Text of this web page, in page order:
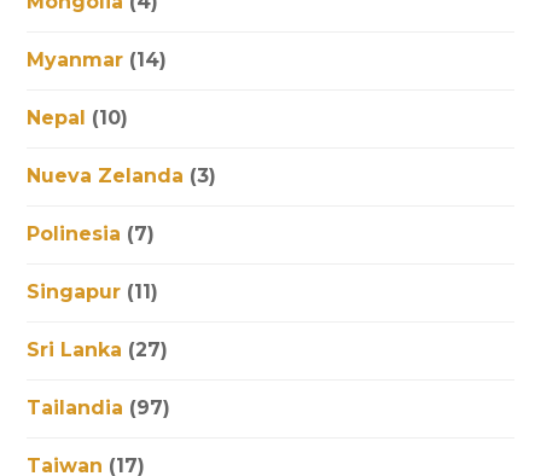
Myanmar (14)
Nepal (10)
Nueva Zelanda (3)
Polinesia (7)
Singapur (11)
Sri Lanka (27)
Tailandia (97)
Taiwan (17)